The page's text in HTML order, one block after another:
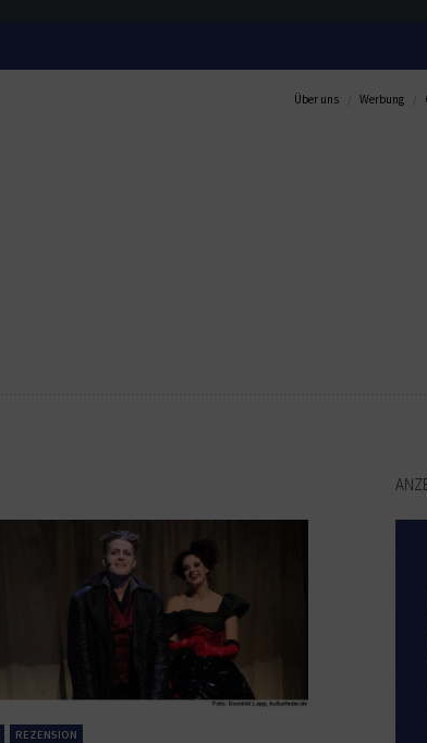
Über uns Werbung
REZENSION